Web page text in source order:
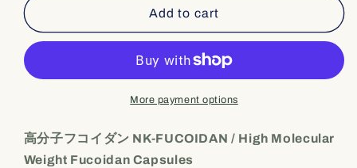
FUCOIDAN]
-
Molecular
Capsules
高
FUCOIDAN]
High
Molecular
Weight
Capsules
高
Add to cart
More payment options
高分子フコイダン NK-FUCOIDAN / High Molecular
Weight Fucoidan Capsules